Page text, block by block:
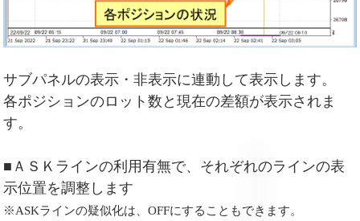
サブパネルの表示・非表示に連動して表示します。
各ポジションのロット数と現在の差額が表示されま
す。
■ＡＳＫラインの利用有無で、それぞれのラインの表
示位置を調整します
※ASKラインの疑似化は、OFFにすることもできます。